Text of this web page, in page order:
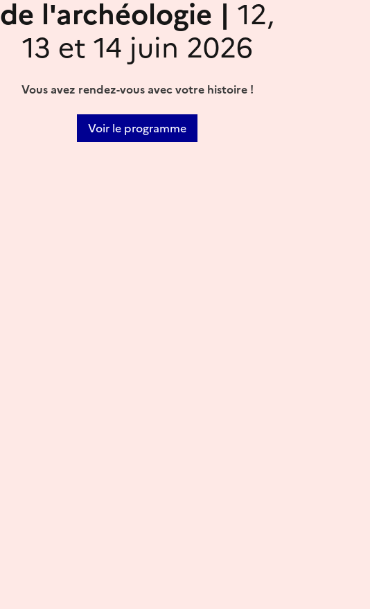
de l'archéologie | 12,
13 et 14 juin 2026
Vous avez rendez-vous avec votre histoire !
Voir le programme